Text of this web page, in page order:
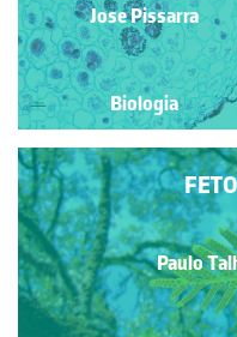
Paulo Talhadas dos
Biologia
Paulo
Jose Pissarra
Biologia